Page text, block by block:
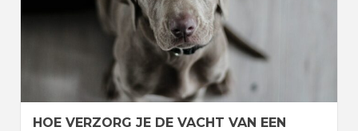
HOE VERZORG JE DE VACHT VAN EEN